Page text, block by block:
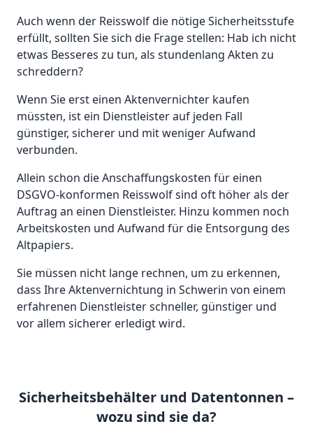
Auch wenn der Reisswolf die nötige Sicherheitsstufe
erfüllt, sollten Sie sich die Frage stellen: Hab ich nicht
etwas Besseres zu tun, als stundenlang Akten zu
schreddern?
Wenn Sie erst einen Aktenvernichter kaufen
müssten, ist ein Dienstleister auf jeden Fall
günstiger, sicherer und mit weniger Aufwand
verbunden.
Allein schon die Anschaffungskosten für einen
DSGVO-konformen Reisswolf sind oft höher als der
Auftrag an einen Dienstleister. Hinzu kommen noch
Arbeitskosten und Aufwand für die Entsorgung des
Altpapiers.
Sie müssen nicht lange rechnen, um zu erkennen,
dass Ihre Aktenvernichtung in Schwerin von einem
erfahrenen Dienstleister schneller, günstiger und
vor allem sicherer erledigt wird.
Sicherheitsbehälter und Datentonnen –
wozu sind sie da?